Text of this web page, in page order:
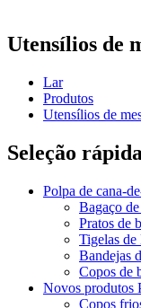
Utensílios de
Lar
Produtos
Utensílios de
Seleção rápida
Polpa de cana-
Bagaço
Pratos de
Tigelas de
Bandejas
Copos de
Novos produtos
Copos